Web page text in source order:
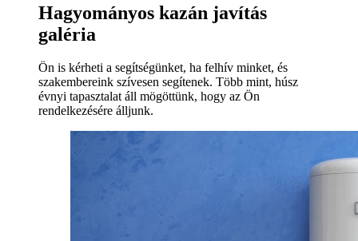
Hagyományos kazán javítás
galéria
Ön is kérheti a segítségünket, ha felhív minket, és
szakembereink szívesen segítenek. Több mint, húsz
évnyi tapasztalat áll mögöttünk, hogy az Ön
rendelkezésére álljunk.